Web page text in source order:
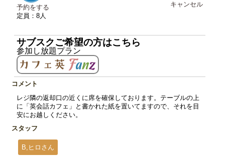
予約をする
定員：8人
キャンセル
サブスクご希望の方はこちら
参加し放題プラン
コメント
レジ隣の返却口の近くに席を確保しております。テーブルの上
に「英会話カフェ」と書かれた紙を置いてますので、それを目
安にお越しください。
スタッフ
B,ヒロさん